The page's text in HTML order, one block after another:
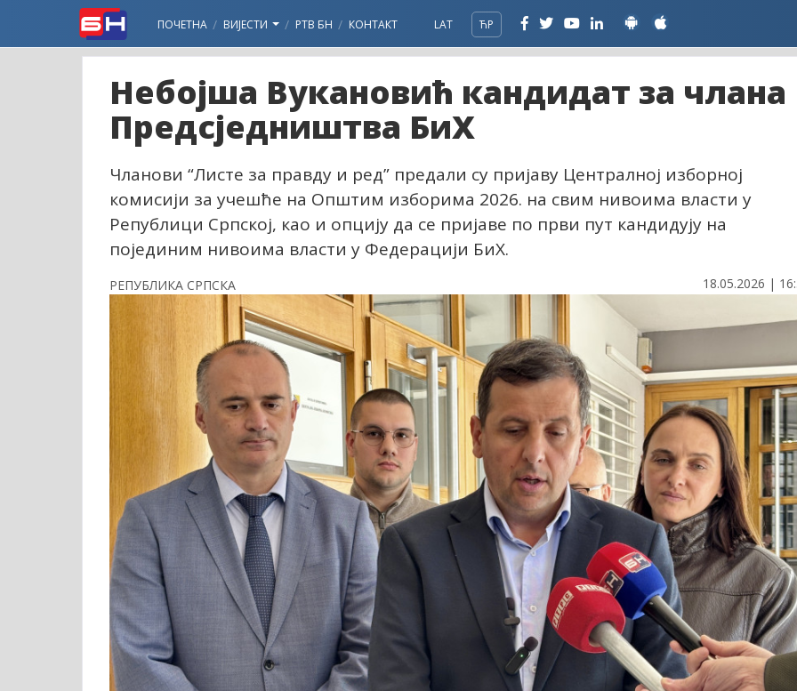
ПОЧЕТНА ВИЈЕСТИ РТВ БН КОНТАКТ LAT ЋР
Небојша Вукановић кандидат за члана
Предсједништва БиХ
Чланови “Листе за правду и ред” предали су пријаву Централној изборној
комисији за учешће на Општим изборима 2026. на свим нивоима власти у
Републици Српској, као и опцију да се пријаве по први пут кандидују на
појединим нивоима власти у Федерацији БиХ.
РЕПУБЛИКА СРПСКА 18.05.2026 |